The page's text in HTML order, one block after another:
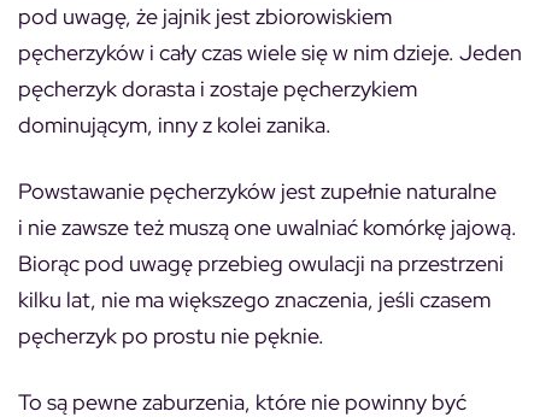
pod uwagę, że jajnik jest zbiorowiskiem
pęcherzyków i cały czas wiele się w nim dzieje. Jeden
pęcherzyk dorasta i zostaje pęcherzykiem
dominującym, inny z kolei zanika.
Powstawanie pęcherzyków jest zupełnie naturalne
i nie zawsze też muszą one uwalniać komórkę jajową.
Biorąc pod uwagę przebieg owulacji na przestrzeni
kilku lat, nie ma większego znaczenia, jeśli czasem
pęcherzyk po prostu nie pęknie.
To są pewne zaburzenia, które nie powinny być